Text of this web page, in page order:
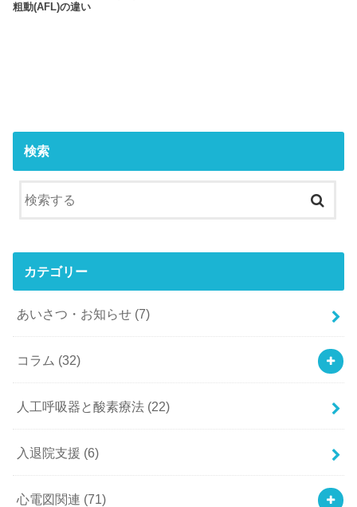
粗動(AFL)の違い
検索
カテゴリー
あいさつ・お知らせ (7)
コラム (32)
人工呼吸器と酸素療法 (22)
入退院支援 (6)
心電図関連 (71)